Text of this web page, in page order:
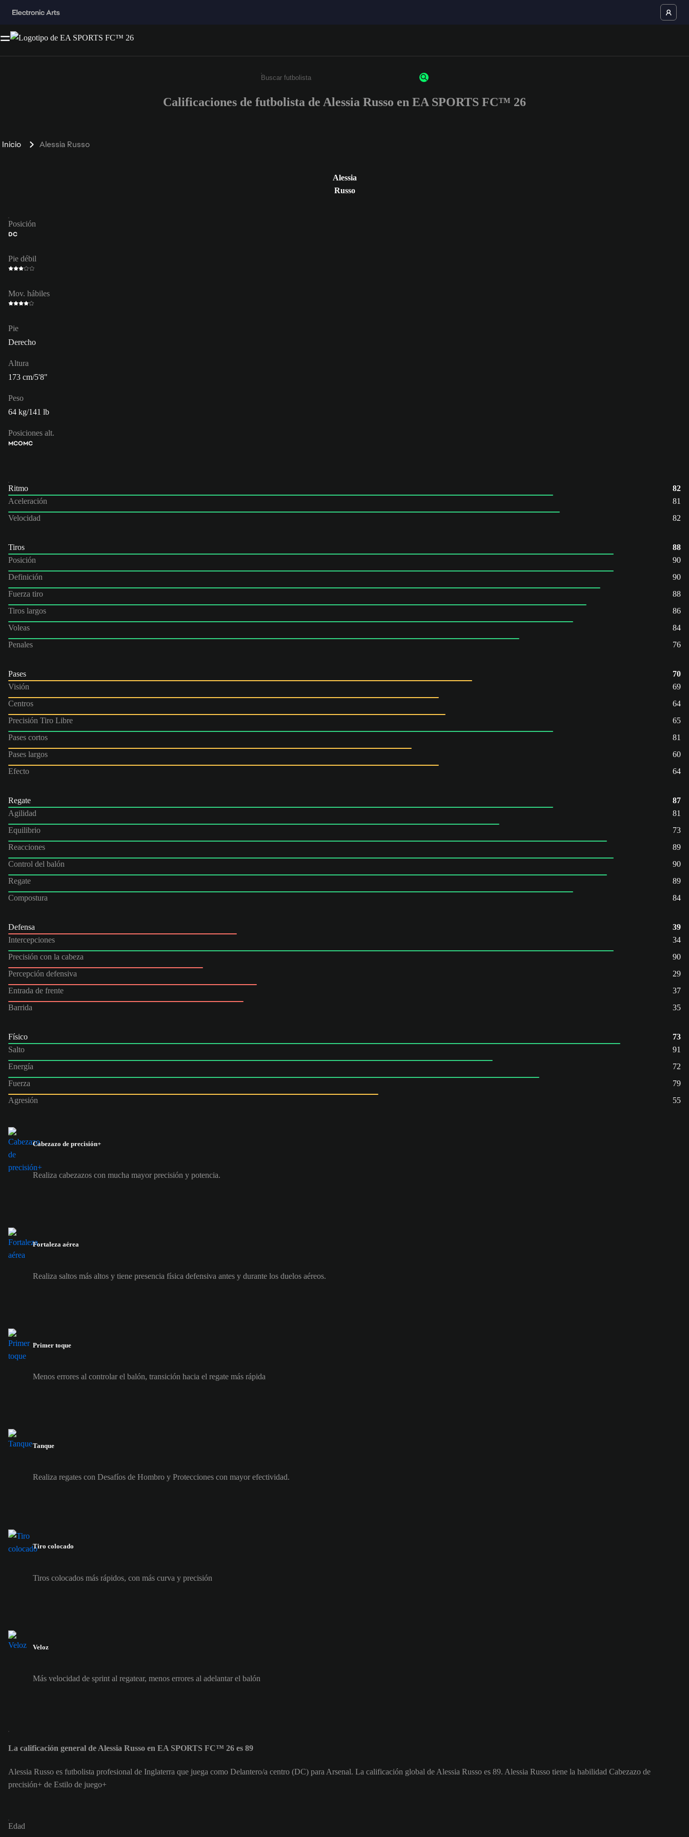
Ingresa un mínimo de 3 caracteres o números
Calificaciones de futbolista de Alessia Russo en EA SPORTS FC™ 26
Inicio Alessia Russo
Alessia
Russo
Posición
DC
Pie débil
Mov. hábiles
Pie
Derecho
Altura
173 cm/5'8"
Peso
64 kg/141 lb
Posiciones alt.
MCOMC
Ritmo
82
Aceleración
81
Velocidad
82
Tiros
88
Posición
90
Definición
90
Fuerza tiro
88
Tiros largos
86
Voleas
84
Penales
76
Pases
70
Visión
69
Centros
64
Precisión Tiro Libre
65
Pases cortos
81
Pases largos
60
Efecto
64
Regate
87
Agilidad
81
Equilibrio
73
Reacciones
89
Control del balón
90
Regate
89
Compostura
84
Defensa
39
Intercepciones
34
Precisión con la cabeza
90
Percepción defensiva
29
Entrada de frente
37
Barrida
35
Físico
73
Salto
91
Energía
72
Fuerza
79
Agresión
55
Cabezazo de precisión+
Realiza cabezazos con mucha mayor precisión y potencia.
Fortaleza aérea
Realiza saltos más altos y tiene presencia física defensiva antes y durante los duelos aéreos.
Primer toque
Menos errores al controlar el balón, transición hacia el regate más rápida
Tanque
Realiza regates con Desafíos de Hombro y Protecciones con mayor efectividad.
Tiro colocado
Tiros colocados más rápidos, con más curva y precisión
Veloz
Más velocidad de sprint al regatear, menos errores al adelantar el balón
La calificación general de Alessia Russo en EA SPORTS FC™ 26 es 89
Alessia Russo es futbolista profesional de Inglaterra que juega como Delantero/a centro (DC) para Arsenal. La calificación global de Alessia Russo es 89. Alessia Russo tiene la habilidad Cabezazo de
precisión+ de Estilo de juego+
Edad